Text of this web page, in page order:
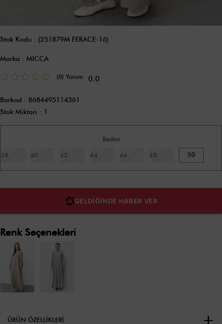
Stok Kodu (251879M FERACE-16)
Marka : MICCA
(0) 0.0
Barkod : 8684495114361
Stok Miktarı : 1
Beden
38 40 42 44 46 48 50
GELDİĞİNDE HABER VER
Renk Seçenekleri
ÜRÜN ÖZELLIKLERI